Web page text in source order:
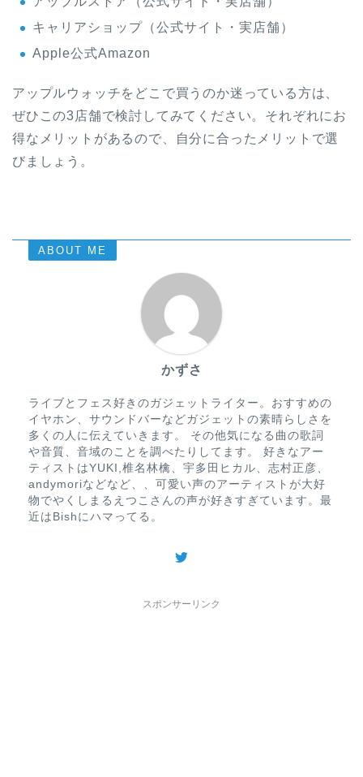
キャリアショップ（公式サイト・実店舗）
Apple公式Amazon
アップルウォッチをどこで買うのか迷っている方は、
ぜひこの3店舗で検討してみてください。それぞれにお
得なメリットがあるので、自分に合ったメリットで選
びましょう。
ABOUT ME
かずさ
ライブとフェス好きのガジェットライター。おすすめの
イヤホン、サウンドバーなどガジェットの素晴らしさを
多くの人に伝えていきます。 その他気になる曲の歌詞
や音質、音域のことを調べたりしてます。 好きなアー
ティストはYUKI,椎名林檎、宇多田ヒカル、志村正彦、
andymoriなどなど、、可愛い声のアーティストが大好
物でやくしまるえつこさんの声が好きすぎています。最
近はBishにハマってる。
スポンサーリンク